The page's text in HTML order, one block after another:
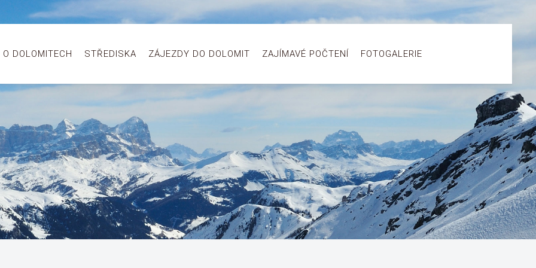
O DOLOMITECH STŘEDISKA ZÁJEZDY DO DOLOMIT ZAJÍMAVÉ POČTENÍ FOTOGALERIE